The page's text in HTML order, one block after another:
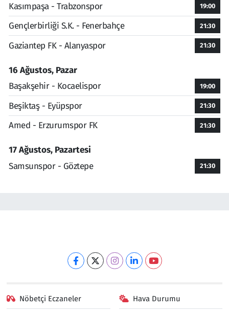
Kasımpaşa - Trabzonspor 19:00
Gençlerbirliği S.K. - Fenerbahçe 21:30
Gaziantep FK - Alanyaspor 21:30
16 Ağustos, Pazar
Başakşehir - Kocaelispor
19:00
Beşiktaş - Eyüpspor 21:30
Amed - Erzurumspor FK 21:30
17 Ağustos, Pazartesi
Samsunspor - Göztepe
21:30
Nöbetçi Eczaneler Hava Durumu